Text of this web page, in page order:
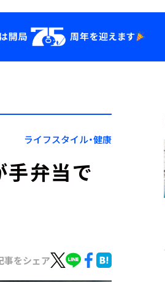
YouTube
会社情報
ライフスタイル・健康
手弁当で
事をシェア